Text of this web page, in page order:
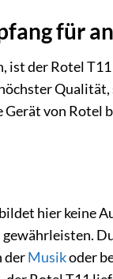
für
ist der Rotel
von Rotel
hier keine
derMusikoder